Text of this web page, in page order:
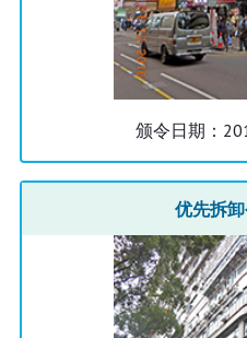
颁令日期：
优先拆